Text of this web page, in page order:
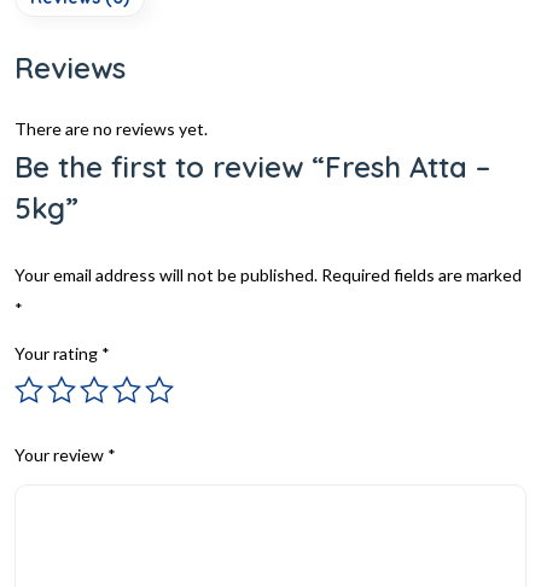
Reviews
There are no reviews yet.
Be the first to review “Fresh Atta –
5kg”
Your email address will not be published. Required fields are marked
*
Your rating *
Your review *